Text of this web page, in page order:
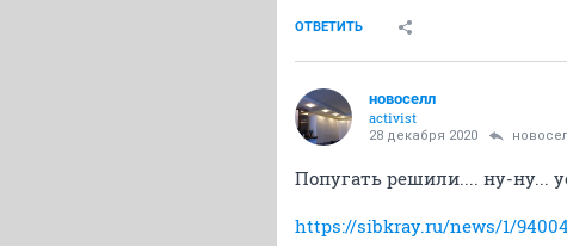
ОТВЕТИТЬ
новоселл
activist
28 декабря 2020
Попугать решили.... ну-ну...
https://sibkray.ru/news/1/